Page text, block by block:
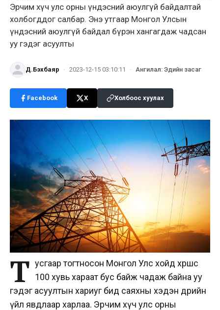
Эрчим хүч улс орны үндэсний аюулгүй байдалтай
холбогддог салбар. Энэ утгаар Монгол Улсын
үндэсний аюулгүй байдал бүрэн хангагдаж чадсан
уу гэдэг асуулты
Д.Бэхбаяр · 2023-12-15 03:10:11 · Ангилал: Эдийн засаг
Facebook X Холбоос хуулах
Т усгаар тогтносон Монгол Улс хойд хөршөөс
100 хувь хараат бус байж чадаж байна уу
гэдэг асуултын хариуг бид саяхны хэдэн өдрийн
үйл явдлаар харлаа. Эрчим хүч улс орны